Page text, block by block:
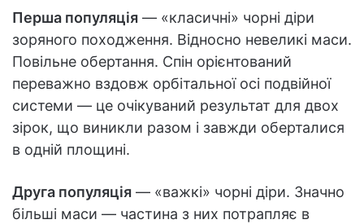
Перша популяція — «класичні» чорні діри
зоряного походження. Відносно невеликі маси.
Повільне обертання. Спін орієнтований
переважно вздовж орбітальної осі подвійної
системи — це очікуваний результат для двох
зірок, що виникли разом і завжди оберталися
в одній площині.
Друга популяція — «важкі» чорні діри. Значно
більші маси — частина з них потрапляє в